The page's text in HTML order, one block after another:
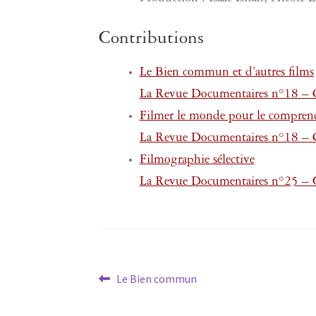
Contributions
Le Bien commun et d’autres films
La Revue Documentaires n°18
Filmer le monde pour le
La Revue Documentaires n°18
Filmographie sélective
La Revue Documentaires n°25 –
Navigation
Article
Le Bien commun